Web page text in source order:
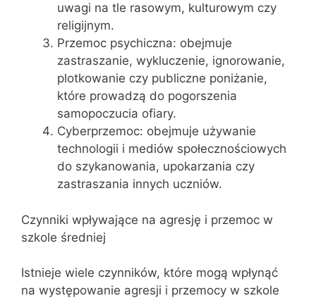
uwagi na tle rasowym, kulturowym czy
religijnym.
Przemoc psychiczna: obejmuje
zastraszanie, wykluczenie, ignorowanie,
plotkowanie czy publiczne poniżanie,
które prowadzą do pogorszenia
samopoczucia ofiary.
Cyberprzemoc: obejmuje używanie
technologii i mediów społecznościowych
do szykanowania, upokarzania czy
zastraszania innych uczniów.
Czynniki wpływające na agresję i przemoc w
szkole średniej
Istnieje wiele czynników, które mogą wpłynąć
na występowanie agresji i przemocy w szkole